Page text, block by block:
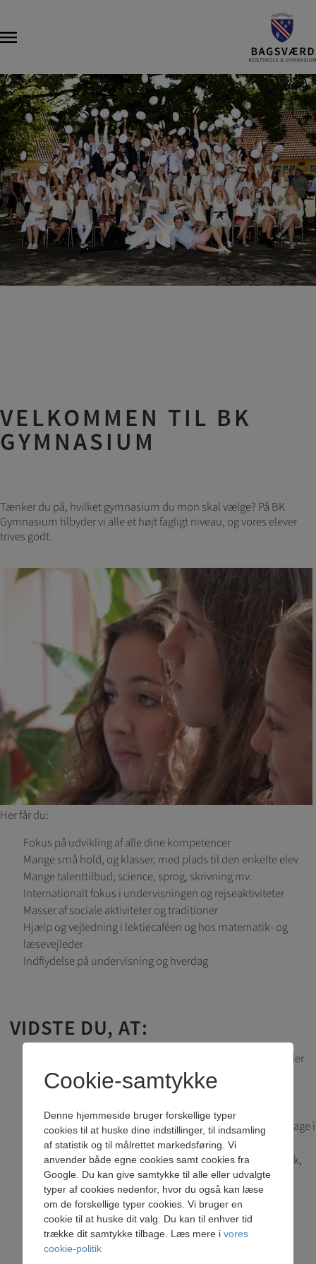
VELKOMMEN TIL BK
GYMNASIUM
Tænker du på, hvilket gymnasium du mon skal vælge? På BK
Gymnasium tilbyder vi alle et højt fagligt niveau, og vores elever
trives godt.
Her får du:
Fokus på udvikling af alle dine kompetencer
Mange små hold, og klasser, med plads til den enkelte elev
Mange talenttilbud; science, sprog, skrivning mv.
Internationalt fokus i undervisningen og rejseaktiviteter
Masser af sociale aktiviteter og traditioner
Hjælp og vejledning i lektiecaféen og hos matematik- og
læsevejleder
Indflydelse på undervisning og hverdag
VIDSTE DU, AT:
Vi indkalder til indslusningssamtaler med gymnasievejleder
for at sikre dig de mest optimale rammer under dit
uddannelsesforløb.
Du kan prøve kræfter som journalist på skolebladet "BK
BEATS", der udgives af gymnasiets elever, eller du kan deltage i
en af vores mangeelevforeninger.
Hvis du kan et fremmedsprog som tysk, fransk eller spansk,
når du kommer til os, kan vi tilbyde dig at gå til eksamen i
faget og få et særbevis udover dit almindelige
eksamensbevis.
Bagsværd Kostskole og Gymnasium var den første skole i
Danmark, der i 1969 fik et elevråd. BK Gymnasium støtter
Cookie-samtykke
Denne hjemmeside bruger forskellige typer
cookies til at huske dine indstillinger, til indsamling
af statistik og til målrettet markedsføring. Vi
anvender både egne cookies samt cookies fra
Google. Du kan give samtykke til alle eller udvalgte
typer af cookies nedenfor, hvor du også kan læse
om de forskellige typer cookies. Vi bruger en
cookie til at huske dit valg. Du kan til enhver tid
trække dit samtykke tilbage. Læs mere i vores
cookie-politik